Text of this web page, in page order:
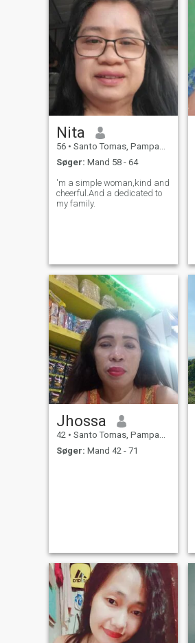
Nita
56 • Santo Tomas, Pampanga, Filippinerne
Søger: Mand 58 - 64
'm a simple woman,kind and
cheerful.And a dedicated to
my family.
Jhossa
42 • Santo Tomas, Pampanga, Filippinerne
Søger: Mand 42 - 71